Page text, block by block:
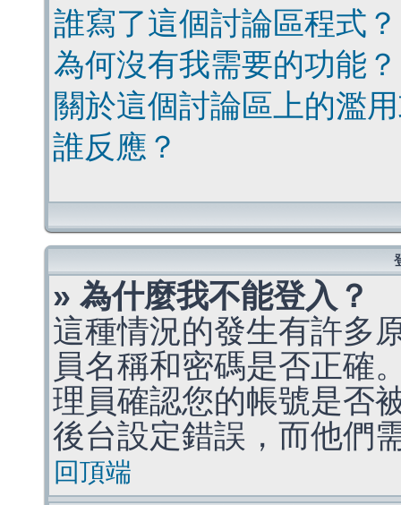
誰寫了這個討論區程式？
為何沒有我需要的功能？
關於這個討論區上的濫
誰反應？
» 為什麼我不能登入？
這種情況的發生有許多
員名稱和密碼是否正確
理員確認您的帳號是否
後台設定錯誤，而他們
回頂端